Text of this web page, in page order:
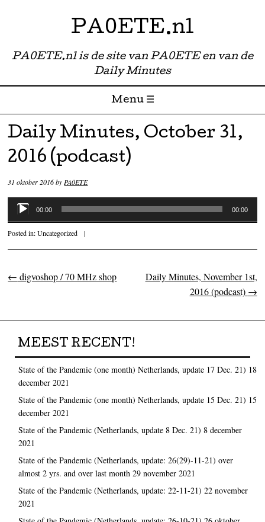
PA0ETE.nl
PA0ETE.nl is de site van PA0ETE en van de
Daily Minutes
Menu ☰
Skip to content
Daily Minutes, October 31,
2016 (podcast)
31 oktober 2016byPA0ETE
Audiospeler
00:00 00:00
Posted in:Uncategorized |
Post navigation
← digvoshop / 70 MHz shop
Daily Minutes, November 1st,
2016 (podcast) →
MEEST RECENT!
State of the Pandemic (one month) Netherlands, update 17 Dec. 21) 18
december 2021
State of the Pandemic (one month) Netherlands, update 15 Dec. 21) 15
december 2021
State of the Pandemic (Netherlands, update 8 Dec. 21) 8 december
2021
State of the Pandemic (Netherlands, update: 26(29)-11-21) over
almost 2 yrs. and over last month 29 november 2021
State of the Pandemic (Netherlands, update: 22-11-21) 22 november
2021